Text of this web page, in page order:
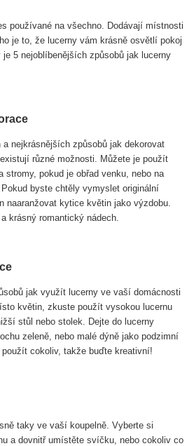
používané na všechno. Dodávají místnosti
je to, že lucerny vám krásně osvětlí pokoj
5 nejoblíbenějších způsobů jak lucerny
nejkrásnějších způsobů jak dekorovat
různé možnosti. Můžete je použít
stromy, pokud je obřad venku, nebo na
byste chtěly vymyslet originální
naaranžovat kytice květin jako výzdobu.
krásný romantický nádech.
jak využít lucerny ve vaší domácnosti
květin, zkuste použít vysokou lucernu
stůl nebo stolek. Dejte do lucerny
zeleně, nebo malé dýně jako podzimní
cokoliv, takže buďte kreativní!
taky ve vaší koupelně. Vyberte si
a dovnitř umístěte svíčku, nebo cokoliv co